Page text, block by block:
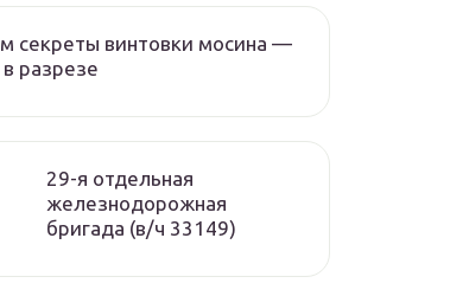
секреты винтовки мосина —
разрезе
29-я отдельная
железнодорожная
бригада (в/ч 33149)